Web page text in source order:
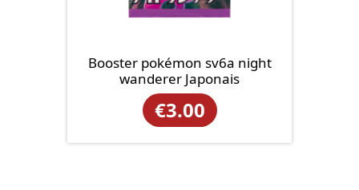
Booster pokémon sv6a night
wanderer Japonais
€3.00